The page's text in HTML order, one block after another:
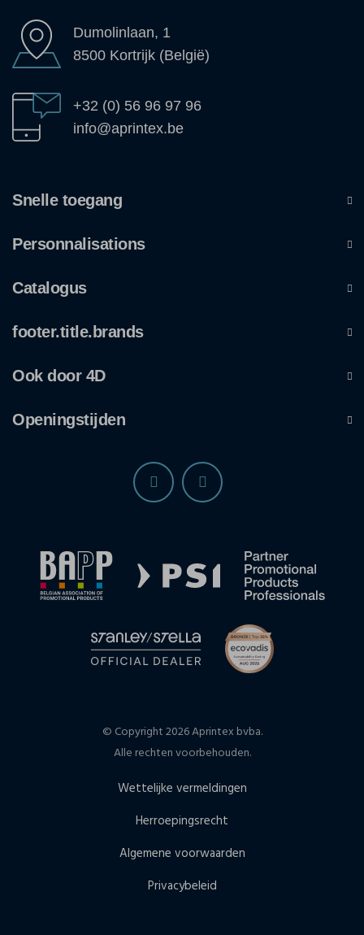
Dumolinlaan, 1
8500 Kortrijk (België)
+32 (0) 56 96 97 96
info@aprintex.be
Snelle toegang
Personnalisations
Catalogus
footer.title.brands
Ook door 4D
Openingstijden
© Copyright 2026 Aprintex bvba.
Alle rechten voorbehouden.
Wettelijke vermeldingen
Herroepingsrecht
Algemene voorwaarden
Privacybeleid